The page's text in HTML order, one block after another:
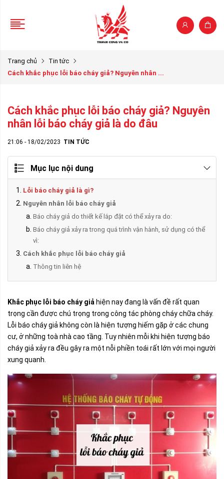
Trang chủ
Tin tức
Cách khắc phục lỗi báo cháy giả? Nguyên nhân ...
Cách khắc phục lỗi báo cháy giả? Nguyên
nhân lỗi báo cháy giả là do đâu
21:06 - 18/02/2023 TIN TỨC
Mục lục nội dung
Lỗi báo cháy giả là gì?
Nguyên nhân lỗi báo cháy giả
Báo cháy giả do thiết kế lắp đặt có thể xảy ra do:
Báo cháy giả xảy ra trong quá trình vận hành, sử dụng có thể
vì:
Cách khắc phục lỗi báo cháy giả
Thông tin liên hệ
Khắc phục lỗi báo cháy giả hiện nay đang là vấn đề rất quan
trọng cần được chú trọng trong công tác phòng cháy chữa cháy.
Lỗi báo cháy giả không còn là hiện tượng hiếm gặp ở các chung
cư, ở những toà nhà cao tầng. Tuy nhiên mỗi khi hiện tượng báo
cháy giả xảy ra đều gây ra một nỗi phiền toái rất lớn với mọi người
xung quanh.